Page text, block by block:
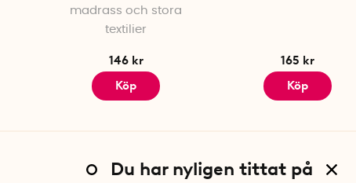
madrass och stora
textilier
146 kr
Köp
165 kr
Köp
Du har nyligen tittat på